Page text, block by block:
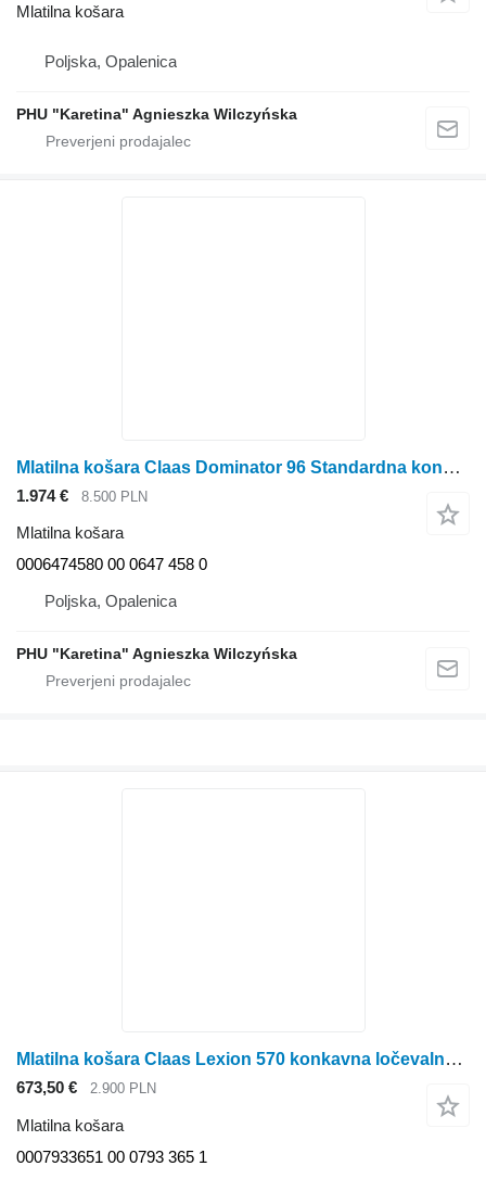
Mlatilna košara
Poljska, Opalenica
PHU "Karetina" Agnieszka Wilczyńska
Mlatilna košara Claas Dominator 96 Standardna konkavna 0006474580 00 0647 458 0 za kombajn za žito Claas Dominator 96
1.974 € 8.500 PLN
Mlatilna košara
0006474580 00 0647 458 0
Poljska, Opalenica
PHU "Karetina" Agnieszka Wilczyńska
Mlatilna košara Claas Lexion 570 konkavna ločevalna košara 0007933651 00 0793 365 1 za kombajn za žito Claas Lexion 570
673,50 € 2.900 PLN
Mlatilna košara
0007933651 00 0793 365 1